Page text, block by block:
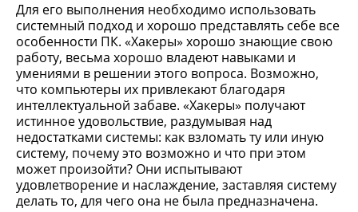
Для его выполнения необходимо использовать
системный подход и хорошо представлять себе все
особенности ПК. «Хакеры» хорошо знающие свою
работу, весьма хорошо владеют навыками и
умениями в решении этого вопроса. Возможно,
что компьютеры их привлекают благодаря
интеллектуальной забаве. «Хакеры» получают
истинное удовольствие, раздумывая над
недостатками системы: как взломать ту или иную
систему, почему это возможно и что при этом
может произойти? Они испытывают
удовлетворение и наслаждение, заставляя систему
делать то, для чего она не была предназначена.